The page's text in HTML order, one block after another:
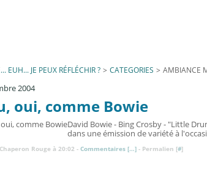
EUH... JE PEUX RÉFLÉCHIR ? > CATEGORIES > AMBIANCE
2004
oui, comme Bowie
David Bowie - Bing Crosby - "Little
dans une émission de variété à
Rouge à 20:02 - Commentaires […] - Permalien [#]